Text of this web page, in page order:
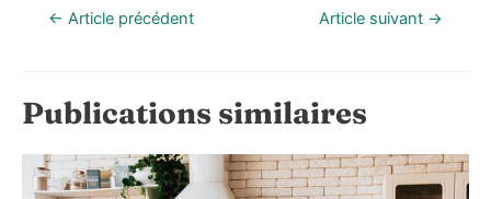
Navigation
← Article précédent Article suivant →
Publications similaires